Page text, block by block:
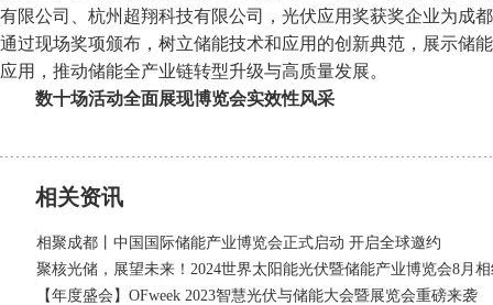
有限公司、杭州超翔科技有限公司，光伏应用奖获奖企业为成
通过现场奖项颁布，树立储能技术和应用的创新典范，展示储
应用，推动储能全产业链转型升级与高质量发展。
数十场活动全面展现博览会实效性风采
相关资讯
相聚成都丨中国国际储能产业博览会正式启动 开启全球邀约
聚核光储，展望未来！2024世界太阳能光伏暨储能产业博览会8月
【年度盛会】OFweek 2023智慧光伏与储能大会暨展览会重磅来袭